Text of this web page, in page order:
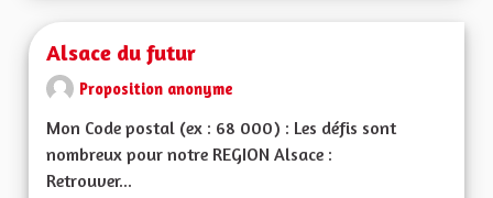
Alsace du futur
Proposition anonyme
Mon Code postal (ex : 68 000) : Les défis sont
nombreux pour notre REGION Alsace :
Retrouver...